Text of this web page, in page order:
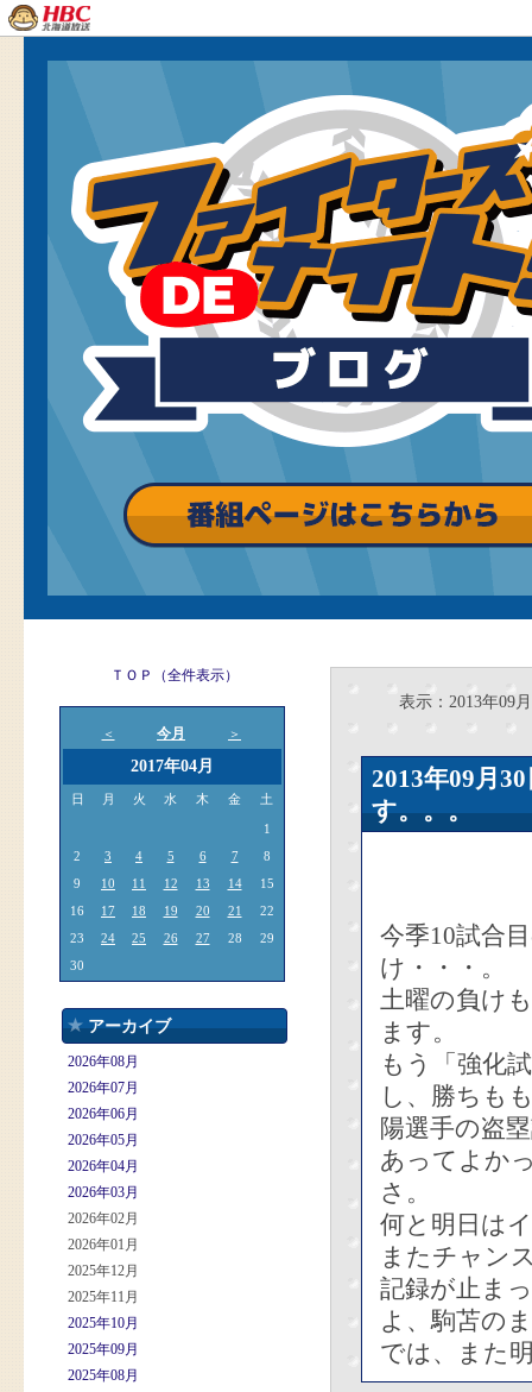
ＴＯＰ（全件表示）
＜ 今月 ＞
2017年04月
日 月 火 水 木 金 土
1
2
3 4 5 6 7
8
9
10 11 12 13 14
15
16
17 18 19 20 21
22
23
24 25 26 27 28
29
30
アーカイブ
2026年08月
2026年07月
2026年06月
2026年05月
2026年04月
2026年03月
2026年02月
2026年01月
2025年12月
2025年11月
2025年10月
2025年09月
2025年08月
表示：2013年09月
2013年09
す。。。
今季10試合
け・・・。
土曜の負け
ます。
もう「強化
し、勝ちも
陽選手の盗
あってよか
さ。
何と明日は
またチャン
記録が止ま
よ、駒苫の
では、また